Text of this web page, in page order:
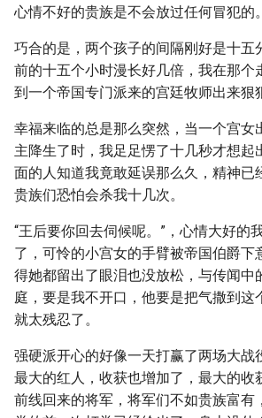
心情不好的贵族是不会放过任何冒犯的。
巧合的是，两个孩子的间隔刚好是十五
前的十五个小时漫长好几倍，我在那个
到一个帝国专门派来的宫廷牧师出来狠
幸福来临的总是那么突然，当一个宫女
主降生了时，我足足愣了十几秒才想起
面的人知道我竟敢延误那么久，精神已
贵族们恐怕会杀我十几次。
“王后要你回去伺候呢。”，心情大好的
了，可怜的小宫女的手臂被帝国伯爵下
得她都留出了眼泪也没放松，与传闻中
庭，要是我不开口，他要是把气撒到这
就太残忍了。
强硬派开心的好像一天打赢了两场大战
最大的红人，收获也增加了，最大的收
前线回来的将军，将军们不如贵族富有